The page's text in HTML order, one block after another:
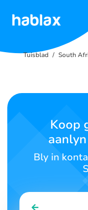
Tariewe
Kontak
Afrikaans
SIGN IN
Tuisblad South
Koop
Bly in